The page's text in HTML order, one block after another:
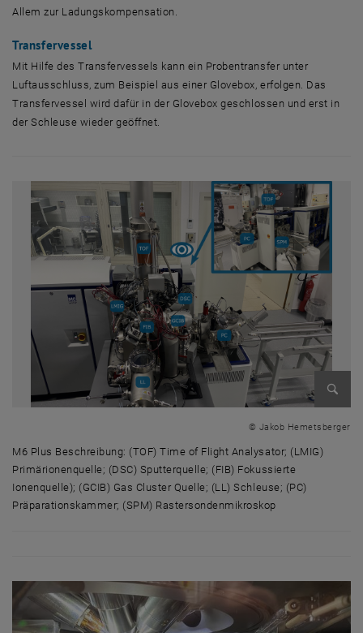
Allem zur Ladungskompensation.
Transfervessel
Mit Hilfe desTransfervessels kann ein Probentransfer unter
Luftausschluss, zum Beispiel aus einer Glovebox, erfolgen. Das
Transfervessel wird dafür in der Glovebox geschlossen und erst in
der Schleuse wieder geöffnet.
© Jakob Hemetsberger
M6 Plus Beschreibung: (TOF) Time of Flight Analysator; (LMIG)
Primärionenquelle; (DSC) Sputterquelle; (FIB) Fokussierte
Ionenquelle); (GCIB) Gas Cluster Quelle; (LL) Schleuse; (PC)
Präparationskammer; (SPM) Rastersondenmikroskop